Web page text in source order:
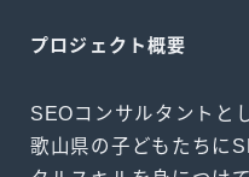
プロジェクト概要
SEOコンサルタントと
歌山県の子どもたちに